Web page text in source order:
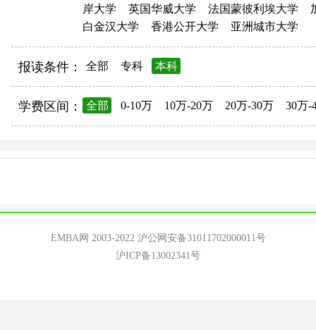
岸大学
英国华威大学 法国蒙彼利埃大学
白金汉大学
香港公开大学 亚洲城市大学
报读条件： 全部 专科 本科
学费区间： 全部 0-10万 10万-20万 20万-30万 30万-
EMBA网 2003-2022 沪公网安备31011702000011号
沪ICP备13002341号